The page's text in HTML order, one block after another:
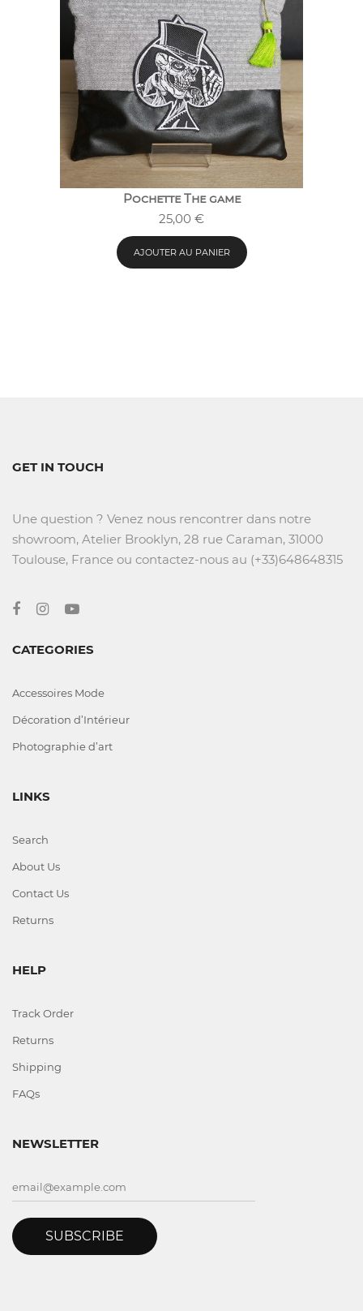
Pochette The game
25,00 €
AJOUTER AU PANIER
GET IN TOUCH
Une question ? Venez nous rencontrer dans notre
showroom, Atelier Brooklyn, 28 rue Caraman, 31000
Toulouse, France ou contactez-nous au (+33)648648315
CATEGORIES
Accessoires Mode
Décoration d’Intérieur
Photographie d’art
LINKS
Search
About Us
Contact Us
Returns
HELP
Track Order
Returns
Shipping
FAQs
NEWSLETTER
SUBSCRIBE